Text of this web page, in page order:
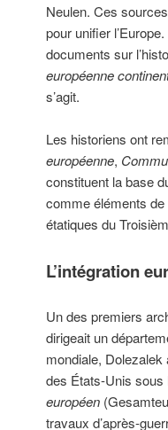
Neulen. Ces
pour unifier
documents sur
européenne
s’agit.
Les historiens ont
européenne,
constituent la base
comme éléments
étatiques du
L’intégration
Un des premiers
dirigeait un
mondiale, Dolezalek
des États-Unis sous
européen
travaux d’après-